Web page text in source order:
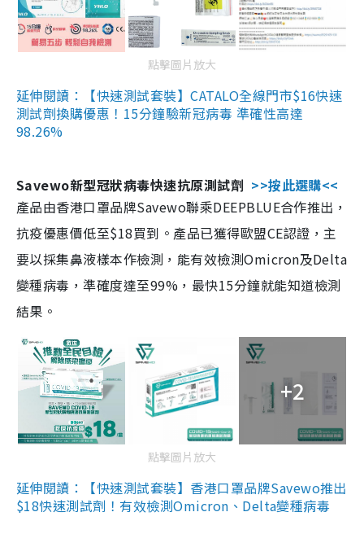
點擊圖片放大
延伸閱讀：【快速測試套裝】CATALO全線門市$16快速
測試劑換購優惠！15分鐘驗新冠病毒 準確性高達
98.26%
Savewo新型冠狀病毒快速抗原測試劑 >>按此選購<<
產品由香港口罩品牌Savewo聯乘DEEPBLUE合作推出，
抗疫優惠價低至$18買到。產品已獲得歐盟CE認證，主
要以採集鼻液樣本作檢測，能有效檢測Omicron及Delta
變種病毒，準確度達至99%，最快15分鐘就能知道檢測
結果。
+2
點擊圖片放大
延伸閱讀：【快速測試套裝】香港口罩品牌Savewo推出
$18快速測試劑！有效檢測Omicron、Delta變種病毒